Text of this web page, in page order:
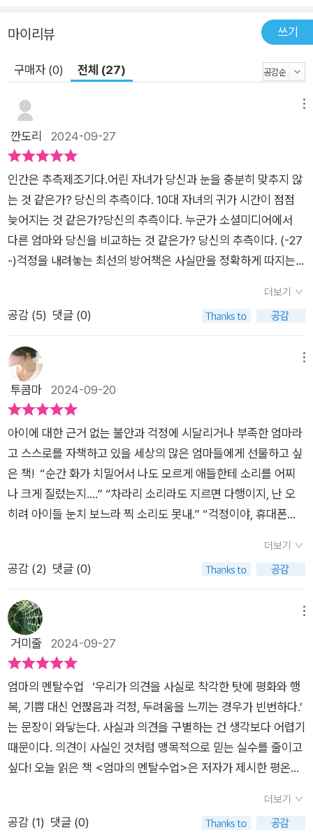
마이리뷰 쓰기
구매자 (0) 전체 (27)
깐도리 2024-09-27
인간은 추측제조기다.어린 자녀가 당신과 눈을 충분히 맞추지 않
는 것 같은가? 당신의 추측이다. 10대 자녀의 귀가 시간이 점점
늦어지는 것 같은가?당신의 추측이다. 누군가 소셜미디어에서
다른 엄마와 당신을 비교하는 것 같은가? 당신의 추측이다. (-27
-)걱정을 내려놓는 최선의 방어책은 사실만을 정확하게 따지는
고 있는가?'를 물은 뒤 자신이 모르는 정보가 무엇인지를 밝혀낸
다. (86-)친절은 두뇌의 세로토닌 수치를 높여주기도 한다. 친절
을 주고 받는 장면을 목격하거나 누군가 내게 친절한 행위를 베풀
거나 내가 타인에게 친절을 베풀 때 세로토닌 생성이 증가한다.
친절이 '발휘되는 순간'을 모조리 포착하기란 쉽지 않고 타인이
우리에게 친절하게 행하도록 만들수 있지도 않다. 하지만 스스로
로 꺼내지 않고 참으면 참을수록 마음의 평화와 만족감이 더욱 커
진다는 점이다. 타인을 향한 비난을 줄일수록 스스로에게 하는 비
난도 줄어든다. 그렇게 할 때 더욱 커진 자기애와 자기 수용, 평정
심과 함께 즐거운 인생을 살고, 또 그렇게 자신의 아이들을 양육
할 수 있다. (-219-)책에는 45가지 태도와 행동이 나열되어 있
다.수용, 애정, 야망, 열정, 솔직함, 배려, 쾌활함, 자신감, 사려깊
음,성숙함, 여린 마음, 낙관성, 끈기, 긍정성, 현실성, 협력, 용감
감, 자제력, 이타심, 세심함, 진실함,자유, 친근함, 재미,관대함,감
사함, 정직함, 겸손함,기쁨, 친절함, 강인함, 공감,생각이 깊음, 관
용, 신뢰, 의지다. 45가지 태도는 긍정적인 생각을 만들고, 자신
의 삶을 세상이 원하는 것과 일치할 수 있다. 이 책에서 다루는 엄
마의 멘탈과 긴밀하게 엮여 있으며, CALM 프로그램과 연결되고
있다. 엄마의 멘탈이 나약한 상태를 유지하면,자녀는 불안과 걱정
에서 벗어나지 못할 수 있다.우리가 흔히 세상에 많은 것들을 쏟
아낼 때,완벽주주의를 추구하며 살아간다. 한순간에 단 한번으로
성공하려고 한다.그러나 그것이 자충수가 될 수 있으므로, 조심해
며, 겸손함이 필요하다., 멘탈이 강한 엄마는 흔들리지 않는다. 스
스로 자신의 평온함을 유지할 수 있다.이런 모습을 유지하기 위해
더보기
공감 (5) 댓글 (0)
투콤마 2024-09-20
아이에 대한 근거 없는 불안과 걱정에 시달리거나 부족한 엄마라
고 스스로를 자책하고 있을 세상의 많은 엄마들에게 선물하고 싶
은 책! “순간 화가 치밀어서 나도 모르게 애들한테 소리를 어찌
나 크게 질렀는지….” “차라리 소리라도 지르면 다행이지, 난 오
히려 아이들 눈치 보느라 찍 소리도 못내.” “걱정이야, 휴대폰을
까….” 오늘도 엄마들끼리 만나서 나누는 대화 속엔 자책과 후회,
걱정이 가득하다. 물론 저마다 상황은 다르지만 육아만큼 내 마음
면 각자의 상황에서 나름의 최선을 다하고 있다는 것만큼은 충분
히 느낄 수 있다. 그간 다양한 육아서와 육아 관련 에세이를 읽
으면서 한 가지 크게 느낀 점은, 엄마들에게 정작 필요한 건 자녀
봄이 우선시 되어야 한다는 사실이었다. 아이가 커갈수록 늘어만
가는 다양한 내적 갈등 앞에서 혼란과 불안을 느낄 때마다 엄마가
어떻게 대처하는지, 아이는 그 누구보다도 가까이에서 매일 보고,
느끼고, 배우고 있기 때문이다. 오늘도 아이에 대한 근거 없는 불
안과 걱정에 시달리거나 스스로를 자책하고 있는 분들이라면 반
이겨내는 4단계 멘탈 관리 공식, CALM ○ Challenge: 자신의
더보기
공감 (2) 댓글 (0)
거미줄 2024-09-27
엄마의 멘탈수업 ‘우리가 의견을 사실로 착각한 탓에 평화와 행
복, 기쁨 대신 언짢음과 걱정, 두려움을 느끼는 경우가 빈번하다.’
는 문장이 와닿는다. 사실과 의견을 구별하는 건 생각보다 어렵기
때문이다. 의견이 사실인 것처럼 맹목적으로 믿는 실수를 줄이고
싶다! 오늘 읽은 책 <엄마의 멘탈수업>은 저자가 제시한 평온한
을 알려주었다. 아이를 키우며 받는 스트레스와 생기는 걱정들을
줄일 방법을 CALM 이라는 프로세스로 발견해보자. 우선은 자
더보기
공감 (1) 댓글 (0)